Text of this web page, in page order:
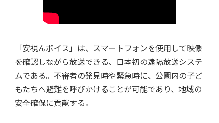
特集記事
「安視んボイス」は、スマートフォンを使用して映像
を確認しながら放送できる、日本初の遠隔放送システ
ムである。不審者の発見時や緊急時に、公園内の子ど
もたちへ避難を呼びかけることが可能であり、地域の
安全確保に貢献する。